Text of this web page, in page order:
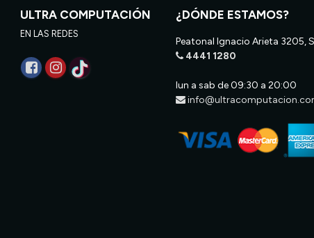
ULTRA COMPUTACIÓN
EN LAS REDES
¿DÓNDE ESTAMOS?
Peatonal Ignacio Arieta 3205,
4441 1280
lun a sab de 09:30 a 20:00